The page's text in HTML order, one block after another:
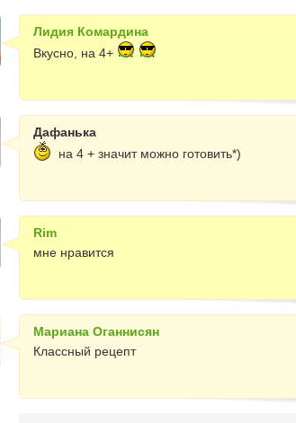
Лидия Комардина
Вкусно, на 4+
Дафанька
на 4 + значит можно готовить*)
Rim
мне нравится
Мариана Оганнисян
Классный рецепт